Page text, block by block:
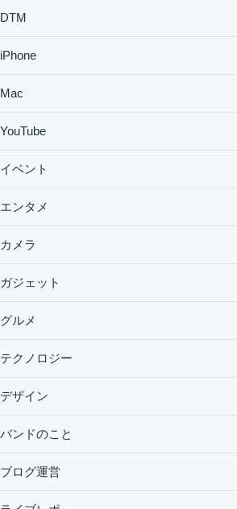
DTM
iPhone
Mac
YouTube
イベント
エンタメ
カメラ
ガジェット
グルメ
テクノロジー
デザイン
バンドのこと
ブログ運営